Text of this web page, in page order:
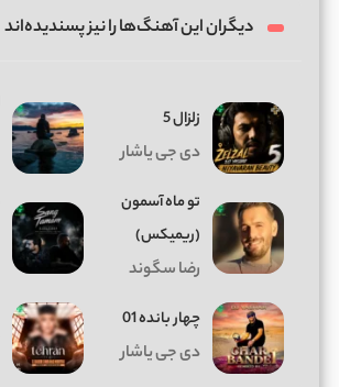
دیگران این آهنگ‌ها را نیز
زلزال 5
دی جی یاشار
تو ماه آسمون
(ریمیکس)
رضا سگوند
چهار بانده 01
دی جی یاشار